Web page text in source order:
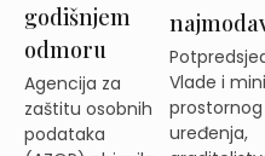
godišnjem
odmoru
Agencija za
zaštitu osobnih
podataka
Vlade i
prostornog
uređenja,